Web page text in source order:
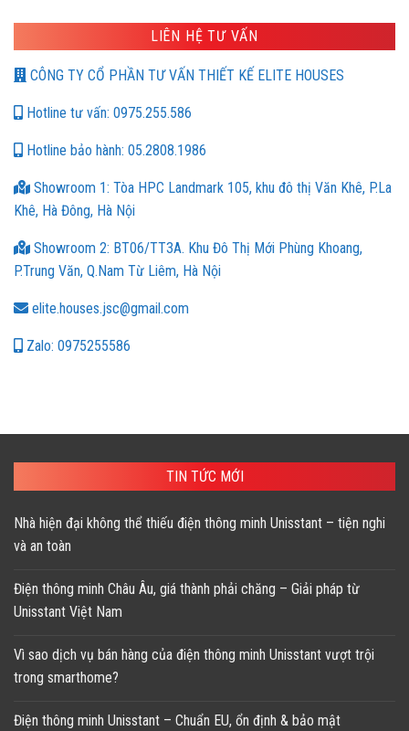
LIÊN HỆ TƯ VẤN
CÔNG TY CỔ PHẦN TƯ VẤN THIẾT KẾ ELITE HOUSES
Hotline tư vấn: 0975.255.586
Hotline bảo hành: 05.2808.1986
Showroom 1: Tòa HPC Landmark 105, khu đô thị Văn Khê, P.La
Khê, Hà Đông, Hà Nội
Showroom 2: BT06/TT3A. Khu Đô Thị Mới Phùng Khoang,
P.Trung Văn, Q.Nam Từ Liêm, Hà Nội
elite.houses.jsc@gmail.com
Zalo: 0975255586
TIN TỨC MỚI
Nhà hiện đại không thể thiếu điện thông minh Unisstant – tiện nghi
và an toàn
Điện thông minh Châu Âu, giá thành phải chăng – Giải pháp từ
Unisstant Việt Nam
Vì sao dịch vụ bán hàng của điện thông minh Unisstant vượt trội
trong smarthome?
Điện thông minh Unisstant – Chuẩn EU, ổn định & bảo mật